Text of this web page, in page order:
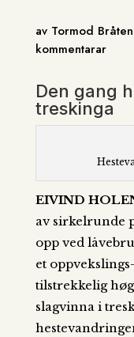
av Tormod
kommentarar
Den gang
treskinga
EIVIND
av sirkelrunde
opp ved
et
tilstrekkelig
slagvinna i